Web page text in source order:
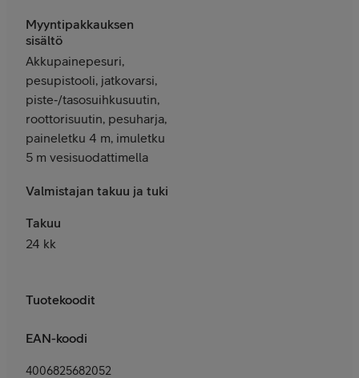
Myyntipakkauksen
sisältö
Akkupainepesuri,
pesupistooli, jatkovarsi,
piste‑/tasosuihkusuutin,
roottorisuutin, pesuharja,
paineletku 4 m, imuletku
5 m vesisuodattimella
Valmistajan takuu ja tuki
Takuu
24 kk
Tuotekoodit
EAN-koodi
4006825682052